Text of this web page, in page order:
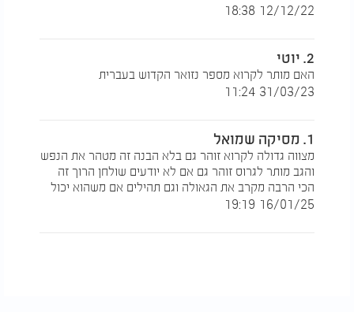
12/12/22 18:38
2. יוטי
האם מותר לקרוא מספר נזואר הקדוש בעברית
31/03/23 11:24
1. מסיקה שמואל
מצווה גדולה לקרוא זוהר גם בלא הבנה זה מטהר את הנפש
והגב מותר לגרוס זוהר גם אם לא יודעים שולחן הרוך זה
הכי הרבה מקרב את הגאולה וגם תהילים אם משהוא יכול
16/01/25 19:19